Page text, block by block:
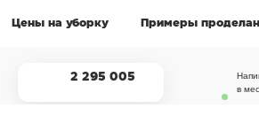
Цены на уборку Примеры
2 295 005
в